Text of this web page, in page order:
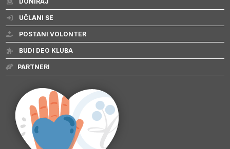
UČLANI SE
POSTANI VOLONTER
BUDI DEO KLUBA
PARTNERI